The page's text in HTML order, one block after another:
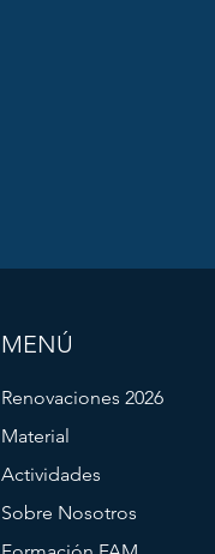
MENÚ
Renovaciones 2026
Material
Actividades
Sobre Nosotros